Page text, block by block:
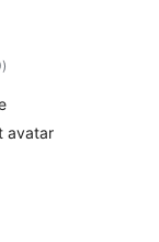
celkové
hodnotenie
)
avatar